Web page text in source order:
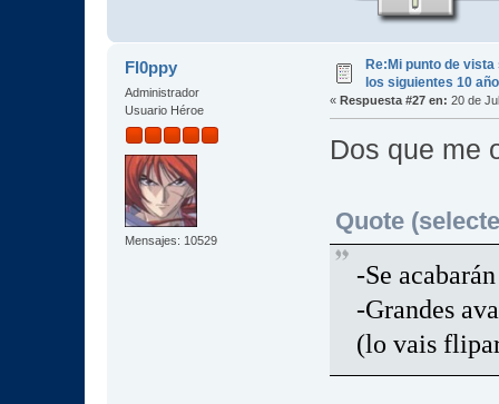
Fl0ppy
Administrador
Usuario Héroe
Mensajes: 10529
Re:Mi punto de
los siguientes 10
« Respuesta #27 en: 20 de
Dos que me
Quote
-Se
-Grandes
(lo vais